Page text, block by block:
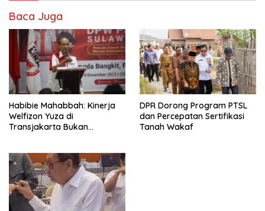
Baca Juga
Habibie Mahabbah: Kinerja
Welfizon Yuza di
Transjakarta Bukan
DPR Dorong Program PTSL
dan Percepatan Sertifikasi
Tanah Wakaf